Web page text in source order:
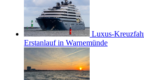
Luxus-
Erstanlauf in Warnemünde